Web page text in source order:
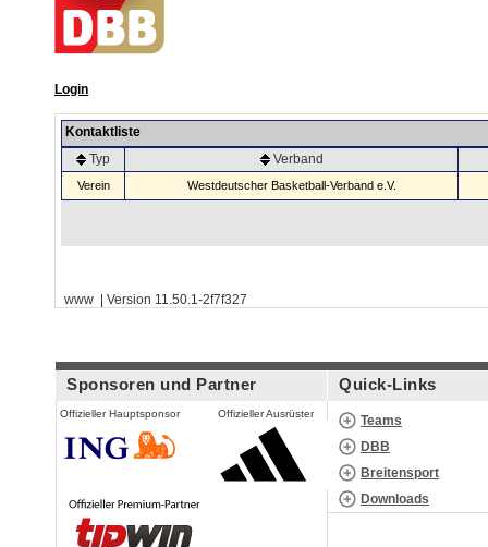
Login
Kontaktliste
Typ
Verband
Verein Westdeutscher Basketball-Verband e.V.
www | Version 11.50.1-2f7f327
Sponsoren und Partner
Offizieller Hauptsponsor Offizieller Ausrüster
Quick-Links
Teams
DBB
Breitensport
Downloads